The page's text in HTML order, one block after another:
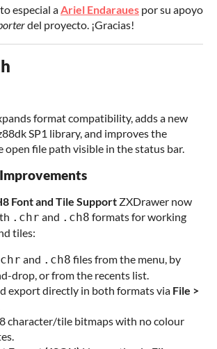
especial a Ariel Endaraues por su apoyo
del proyecto. ¡Gracias!
format compatibility, adds a new
SP1 library, and improves the
file path visible in the status bar.
Font and Tile Support ZXDrawer now
.chr and .ch8 formats for working
tiles:
and .ch8 files from the menu, by
drop, or from the recents list.
export directly in both formats via File >
character/tile bitmaps with no colour